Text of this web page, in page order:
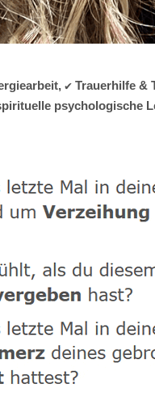
✔️ Trauerhilfe